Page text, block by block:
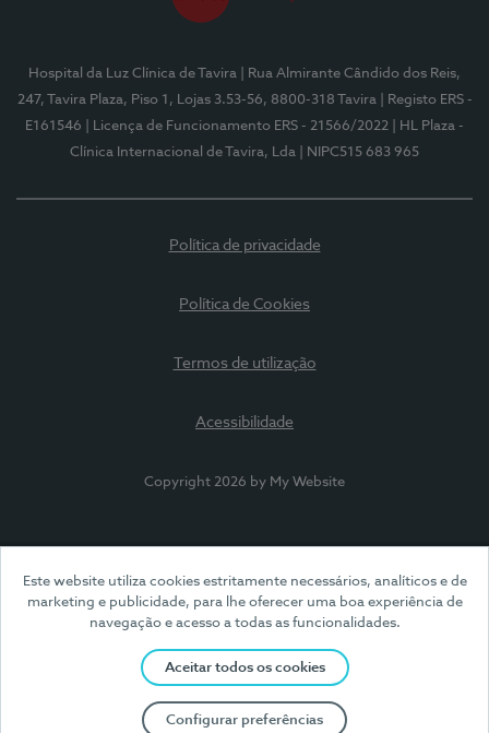
Este website utiliza cookies estritamente necessários, analíticos e de
marketing e publicidade, para lhe oferecer uma boa experiência de
navegação e acesso a todas as funcionalidades.
Aceitar todos os cookies
Configurar preferências
Hospital da Luz Clínica de Tavira
| Rua Almirante Cândido dos Reis,
247, Tavira Plaza, Piso 1, Lojas 3.53-56, 8800-318 Tavira
| Registo ERS -
E161546
| Licença de Funcionamento ERS - 21566/2022
| HL Plaza -
Clínica Internacional de Tavira, Lda
| NIPC515 683 965
Política de privacidade
Política de Cookies
Termos de utilização
Acessibilidade
Copyright 2026 by My Website